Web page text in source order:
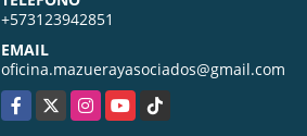
+573123942851
EMAIL
oficina.mazuerayasociados@gmail.com
Facebook
X InstagramYouTubeTikTok